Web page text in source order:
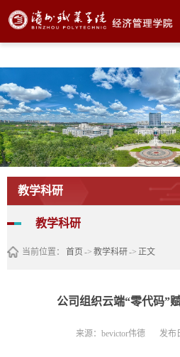
bevictor伟德官网·(
教学科研
教学科研
当前位置： 首页 -> 教学科研-> 正文
公司组织云端“零代码”
来源：bevictor伟德 发布